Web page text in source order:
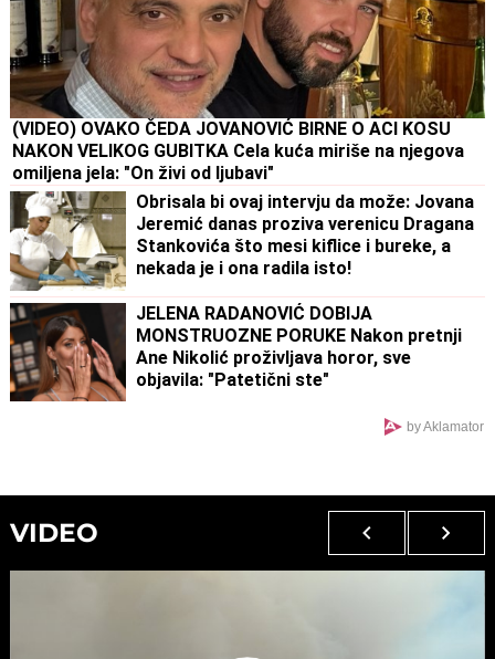
(VIDEO) OVAKO ČEDA JOVANOVIĆ BIRNE O ACI KOSU
NAKON VELIKOG GUBITKA Cela kuća miriše na njegova
omiljena jela: "On živi od ljubavi"
Obrisala bi ovaj intervju da može: Jovana
Jeremić danas proziva verenicu Dragana
Stankovića što mesi kiflice i bureke, a
nekada je i ona radila isto!
JELENA RADANOVIĆ DOBIJA
MONSTRUOZNE PORUKE Nakon pretnji
Ane Nikolić proživljava horor, sve
objavila: "Patetični ste"
by Aklamator
VIDEO